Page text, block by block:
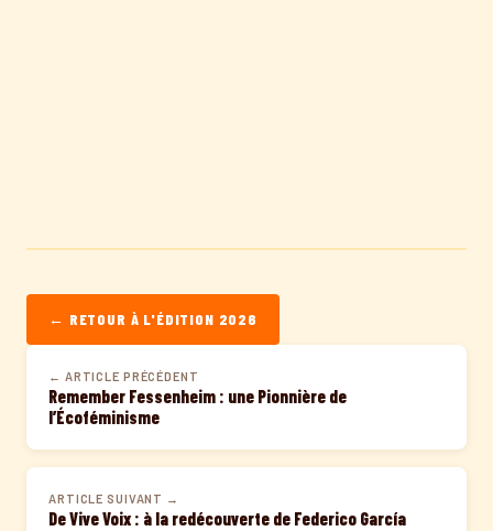
← RETOUR À L'ÉDITION 2026
← ARTICLE PRÉCÉDENT
Remember Fessenheim : une Pionnière de
l’Écoféminisme
ARTICLE SUIVANT →
De Vive Voix : à la redécouverte de Federico García